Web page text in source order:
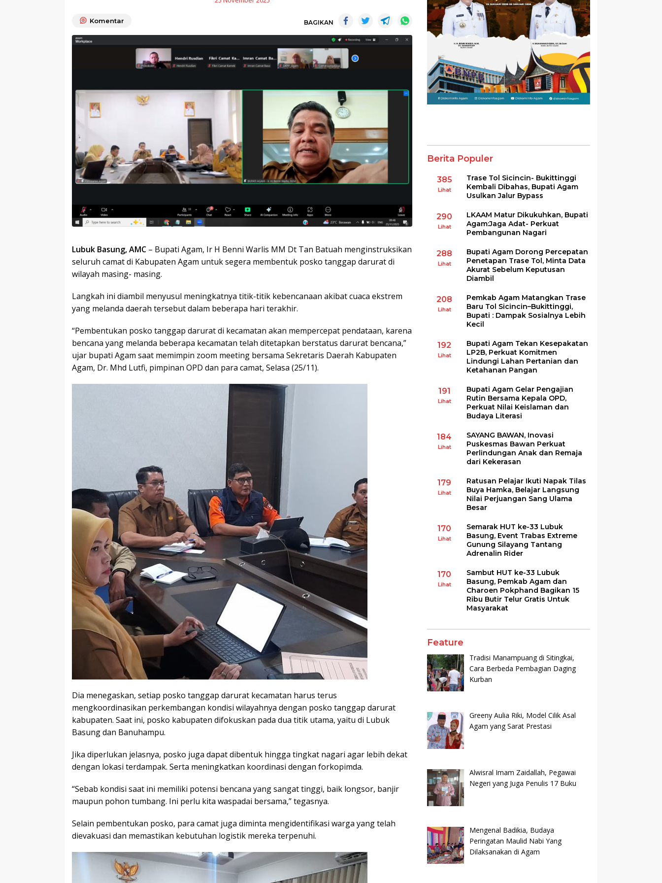
Komentar BAGIKAN
Lubuk Basung, AMC – Bupati Agam, Ir H Benni Warlis MM Dt Tan Batuah menginstruksikan
seluruh camat di Kabupaten Agam untuk segera membentuk posko tanggap darurat di
wilayah masing- masing.
Langkah ini diambil menyusul meningkatnya titik-titik kebencanaan akibat cuaca ekstrem
yang melanda daerah tersebut dalam beberapa hari terakhir.
“Pembentukan posko tanggap darurat di kecamatan akan mempercepat pendataan, karena
bencana yang melanda beberapa kecamatan telah ditetapkan berstatus darurat bencana,”
ujar bupati Agam saat memimpin zoom meeting bersama Sekretaris Daerah Kabupaten
Agam, Dr. Mhd Lutfi, pimpinan OPD dan para camat, Selasa (25/11).
Dia menegaskan, setiap posko tanggap darurat kecamatan harus terus
mengkoordinasikan perkembangan kondisi wilayahnya dengan posko tanggap darurat
kabupaten. Saat ini, posko kabupaten difokuskan pada dua titik utama, yaitu di Lubuk
Basung dan Banuhampu.
Jika diperlukan jelasnya, posko juga dapat dibentuk hingga tingkat nagari agar lebih dekat
dengan lokasi terdampak. Serta meningkatkan koordinasi dengan forkopimda.
“Sebab kondisi saat ini memiliki potensi bencana yang sangat tinggi, baik longsor, banjir
maupun pohon tumbang. Ini perlu kita waspadai bersama,” tegasnya.
Selain pembentukan posko, para camat juga diminta mengidentifikasi warga yang telah
dievakuasi dan memastikan kebutuhan logistik mereka terpenuhi.
Berita Populer
385
Lihat
Trase Tol Sicincin- Bukittinggi
Kembali Dibahas, Bupati Agam
Usulkan Jalur Bypass
290
Lihat
LKAAM Matur Dikukuhkan, Bupati
Agam:Jaga Adat- Perkuat
Pembangunan Nagari
288
Lihat
Bupati Agam Dorong Percepatan
Penetapan Trase Tol, Minta Data
Akurat Sebelum Keputusan
Diambil
208
Lihat
Pemkab Agam Matangkan Trase
Baru Tol Sicincin–Bukittinggi,
Bupati : Dampak Sosialnya Lebih
Kecil
192
Lihat
Bupati Agam Tekan Kesepakatan
LP2B, Perkuat Komitmen
Lindungi Lahan Pertanian dan
Ketahanan Pangan
191
Lihat
Bupati Agam Gelar Pengajian
Rutin Bersama Kepala OPD,
Perkuat Nilai Keislaman dan
Budaya Literasi
184
Lihat
SAYANG BAWAN, Inovasi
Puskesmas Bawan Perkuat
Perlindungan Anak dan Remaja
dari Kekerasan
179
Lihat
Ratusan Pelajar Ikuti Napak Tilas
Buya Hamka, Belajar Langsung
Nilai Perjuangan Sang Ulama
Besar
170
Lihat
Semarak HUT ke-33 Lubuk
Basung, Event Trabas Extreme
Gunung Silayang Tantang
Adrenalin Rider
170
Lihat
Sambut HUT ke-33 Lubuk
Basung, Pemkab Agam dan
Charoen Pokphand Bagikan 15
Ribu Butir Telur Gratis Untuk
Masyarakat
Feature
Tradisi Manampuang di Sitingkai,
Cara Berbeda Pembagian Daging
Kurban
Greeny Aulia Riki, Model Cilik Asal
Agam yang Sarat Prestasi
Alwisral Imam Zaidallah, Pegawai
Negeri yang Juga Penulis 17 Buku
Mengenal Badikia, Budaya
Peringatan Maulid Nabi Yang
Dilaksanakan di Agam